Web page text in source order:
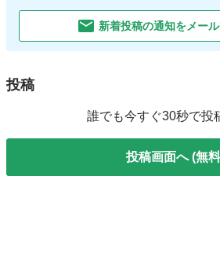
新着投稿の通知をメー
投稿
誰でも今すぐ30秒で投
投稿画面へ (無